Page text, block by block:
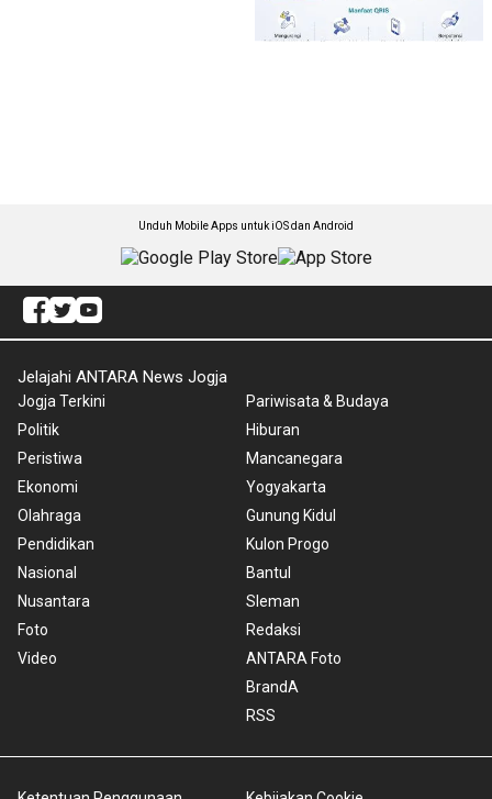
Unduh Mobile Apps untuk iOS dan Android
Jelajahi ANTARA News Jogja
Jogja Terkini
Politik
Peristiwa
Ekonomi
Olahraga
Pendidikan
Nasional
Nusantara
Foto
Video
Pariwisata & Budaya
Hiburan
Mancanegara
Yogyakarta
Gunung Kidul
Kulon Progo
Bantul
Sleman
Redaksi
ANTARA Foto
BrandA
RSS